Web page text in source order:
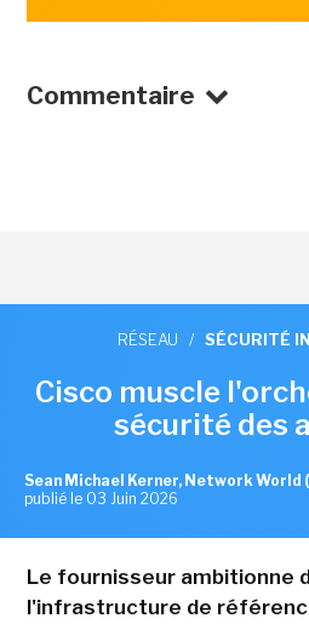
Commentaire
RÉSEAU / SÉCURITÉ
Cisco muscle
sécurité des
Sean Michael Kerner, Network World
publié le 03 Juin 2026
Le fournisseur ambitionne
l'infrastructure de